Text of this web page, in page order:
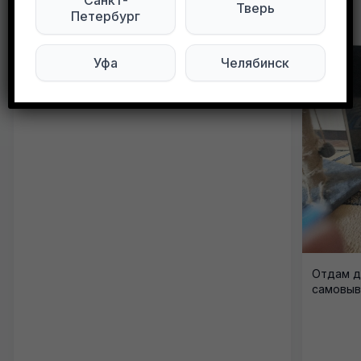
Другие объявления в этом городе
Отдам
Петербург
Тверь
Уфа Челябинск